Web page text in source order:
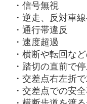
・信号無視
・逆走、反対車
・通行帯違反
・速度超過
・横断や転回な
・踏切の直前で
・交差点右左折
・交差点での安